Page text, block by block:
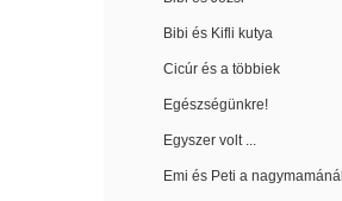
Bibi és Kifli kutya
Cicúr és a többiek
Egészségünkre!
Egyszer volt ...
Emi és Peti a nagymamánál